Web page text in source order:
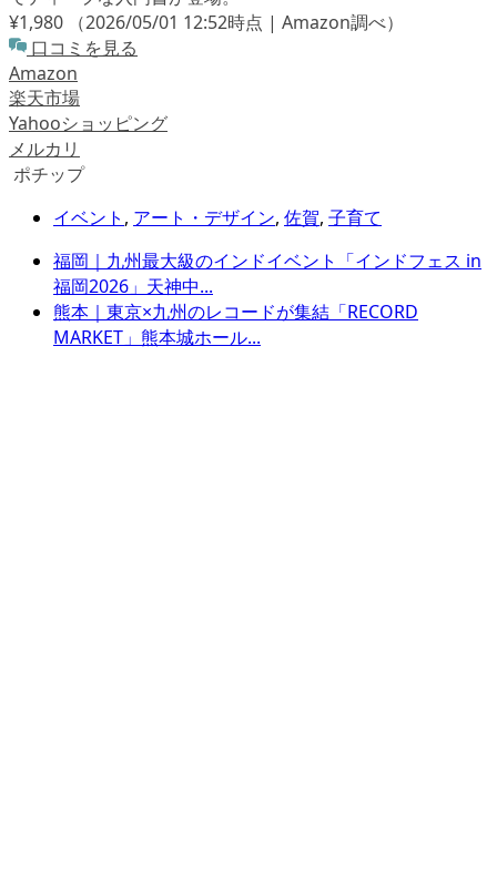
¥1,980
（2026/05/01 12:52時点 | Amazon調べ）
口コミを見る
Amazon
楽天市場
Yahooショッピング
メルカリ
ポチップ
イベント , アート・デザイン, 佐賀, 子育て
福岡｜九州最大級のインドイベント「インドフェス in
福岡2026」天神中...
熊本｜東京×九州のレコードが集結「RECORD
MARKET」熊本城ホール...